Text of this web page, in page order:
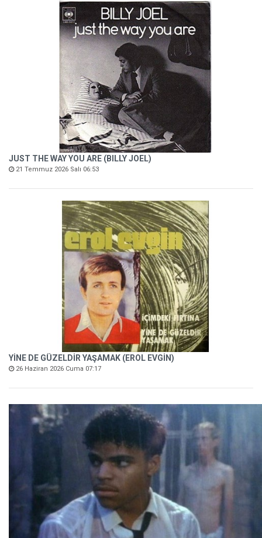
JUST THE WAY YOU ARE (BILLY JOEL)
21 Temmuz 2026 Salı 06:53
YİNE DE GÜZELDİR YAŞAMAK (EROL EVGİN)
26 Haziran 2026 Cuma 07:17